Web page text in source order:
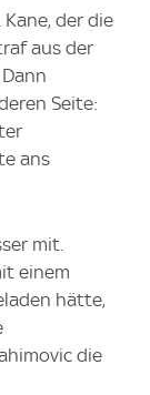
der die
aus der
Seite:
ans
mit.
einem
hätte,
die